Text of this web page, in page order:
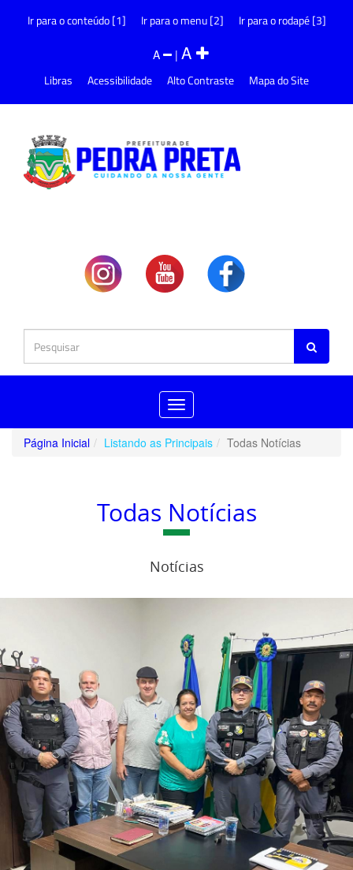
Ir para o conteúdo [1] Ir para o menu [2] Ir para o rodapé [3]
A |A
Libras Acessibilidade Alto Contraste Mapa do Site
Toggle
navigation
Página Inicial
Listando as Principais Todas Notícias
Todas Notícias
Notícias